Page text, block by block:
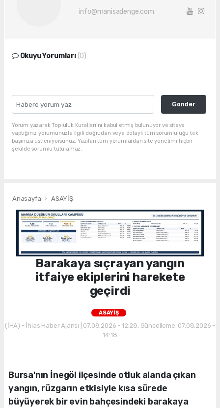
info@manisadenge.com
Okuyu Yorumları (0)
Gonder
Yorum yazarak Topluluk Kuralları’nı kabul etmiş bulunuyor ve siteye
yaptığınız yorumunuzla ilgili doğrudan veya dolaylı tüm sorumluluğu tek
başınıza üstleniyorsunuz. Yazılan tüm yorumlardan site yönetimi hiçbir
şekilde sorumlu tutulamaz.
Anasayfa ASAYİŞ
Barakaya sıçrayan yangın
itfaiye ekiplerini harekete
geçirdi
ASAYİŞ
(İHA) - İhlas Haber Ajansı | 07.08.2026 - 12:28, Güncelleme: 07.08.2026 -
14:18
Bursa'nın İnegöl ilçesinde otluk alanda çıkan
yangın, rüzgarın etkisiyle kısa sürede
büyüyerek bir evin bahçesindeki barakaya